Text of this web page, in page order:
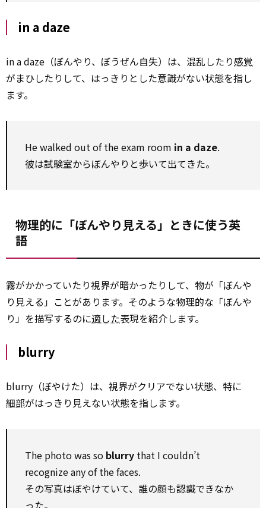
in a daze
in a daze（ぼんやり、ぼうぜん自失）は、混乱したり感覚
がまひしたりして、はっきりとした意識がない状態を指し
ます。
He walked out of the exam room in a daze.
彼は試験室からぼんやりと歩いて出てきた。
物理的に「ぼんやり見える」ときに使う英
語
霧がかかっていたり視界が暗かったりして、物が「ぼんや
り見える」ことがあります。そのような物理的な「ぼんや
り」を描写するのに適した表現を紹介します。
blurry
blurry（ぼやけた）は、視界がクリアでない状態、特に
細部がはっきり見えない状態を指します。
The photo was so blurry that I couldn’t
recognize any of the faces.
その写真はぼやけていて、誰の顔も認識できなか
った。